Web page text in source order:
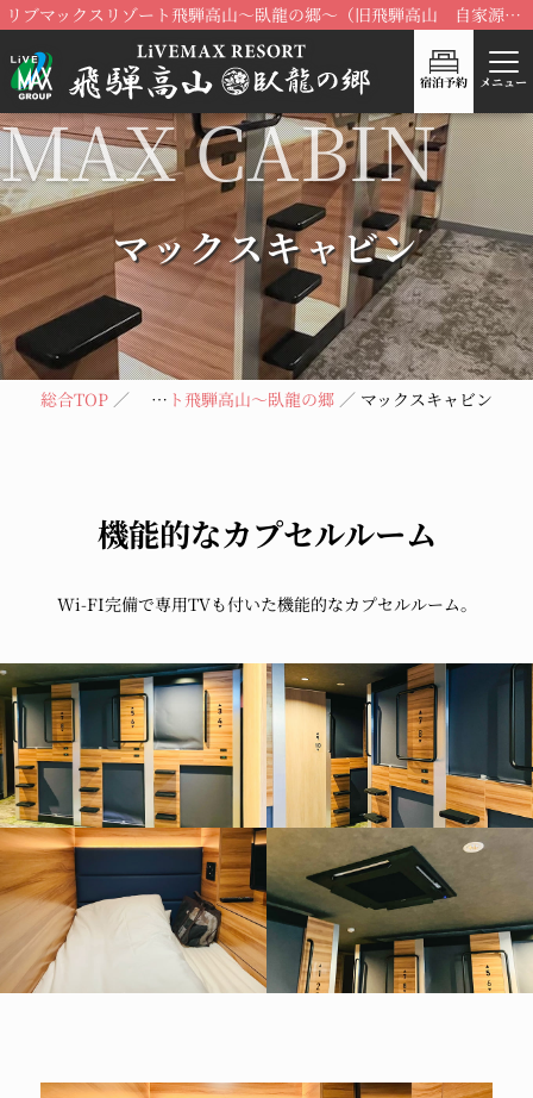
リブマックスリゾート飛騨高山～臥龍の郷～（旧飛騨高山 自家源泉の湯 臥龍の郷）が、リブランドOPEN！
宿泊予約 メニュー
マックスキャビン
総合TOP リブマックスリゾート飛騨高山～臥龍の郷～ マックスキャビン
機能的なカプセルルーム
Wi-FI完備で専用TVも付いた機能的なカプセルルーム。